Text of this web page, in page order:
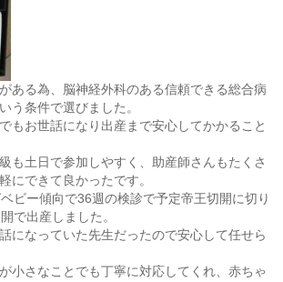
ある為、脳神経外科のある信頼できる総合病
う条件で選びました。
もお世話になり出産まで安心してかかること
も土日で参加しやすく、助産師さんもたくさ
にできて良かったです。
ビー傾向で36週の検診で予定帝王切開に切り
で出産しました。
になっていた先生だったので安心して任せら
小さなことでも丁寧に対応してくれ、赤ちゃ